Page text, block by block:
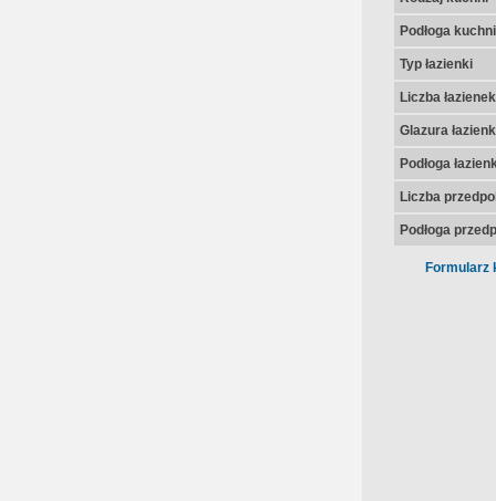
Podłoga kuchni
Typ łazienki
Liczba łazienek
Glazura
Podłoga
Liczba
Podłoga
Formularz